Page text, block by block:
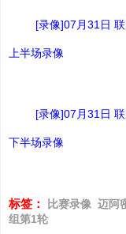
[录像]07月31日
上半场录像
[录像]07月31日
下半场录像
标签： 比赛录像 迈阿
组第1轮